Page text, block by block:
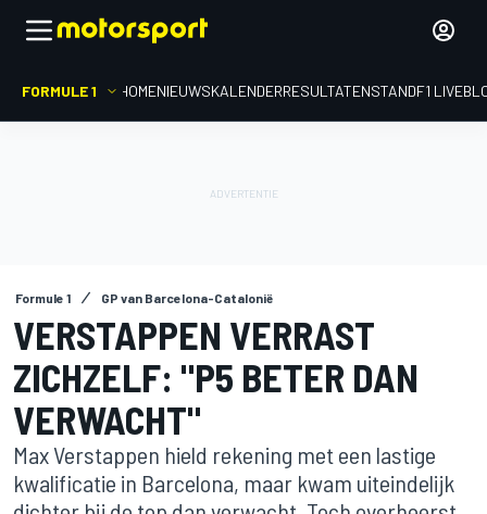
FORMULE 1 HOMENIEUWSKALENDERRESULTATENSTANDF1
Formule 1 GP van Barcelona-Catalonië
VERSTAPPEN VERRAST
ZICHZELF: "P5 BETER DAN
VERWACHT"
Max Verstappen hield rekening met een lastige
kwalificatie in Barcelona, maar kwam uiteindelijk